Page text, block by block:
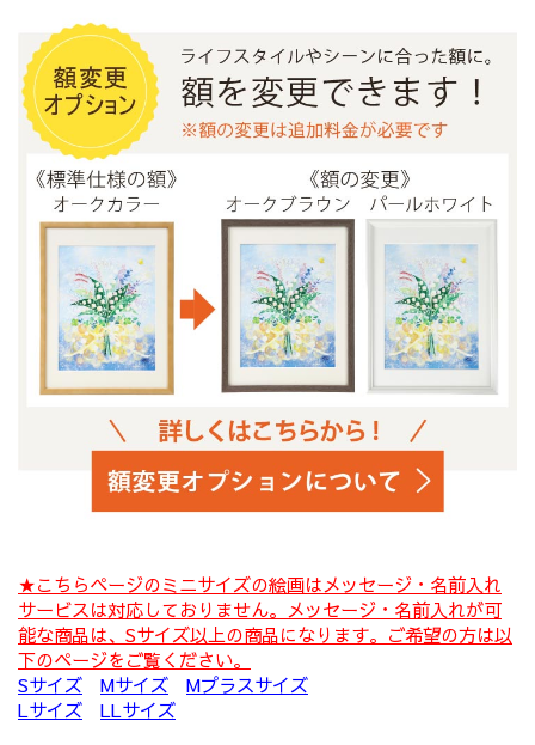
★こちらページのミニサイズの絵画はメッセージ・名前入れ
サービスは対応しておりません。メッセージ・名前入れが可
能な商品は、Sサイズ以上の商品になります。ご希望の方は以
下のページをご覧ください。
Sサイズ
Mサイズ
Mプラスサイズ
Lサイズ
LLサイズ